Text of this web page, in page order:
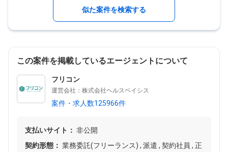
似た案件を検索する
この案件を掲載しているエージェントについて
フリコン
運営会社：株式会社ヘルスベイシス
案件・求人数125966件
支払いサイト： 非公開
契約形態： 業務委託(フリーランス) , 派遣 , 契約社員 , 正